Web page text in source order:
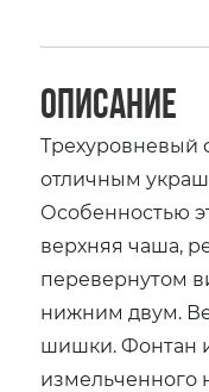
Описание
Трехуровневый
отличным
Особенностью
верхняя чаша,
перевернутом
нижним двум.
шишки. Фонтан
измельченного